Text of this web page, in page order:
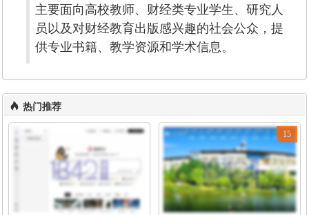
主要面向高校教师、财经类专业学生、研究人
员以及对财经教育出版感兴趣的社会公众，提
供专业书籍、教学资源和学术信息。
热门推荐
15